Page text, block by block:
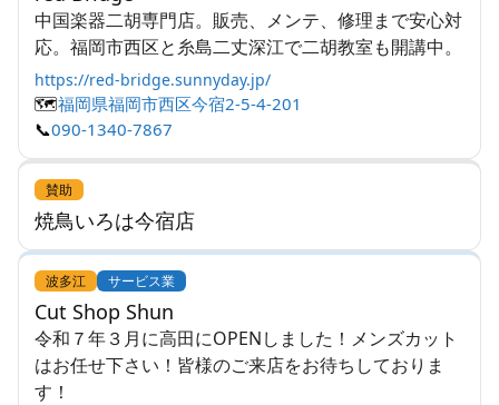
中国楽器二胡専門店。販売、メンテ、修理まで安心対
応。福岡市西区と糸島二丈深江で二胡教室も開講中。
https://red-bridge.sunnyday.jp/
🗺️福岡県福岡市西区今宿2-5-4-201
📞090-1340-7867
賛助
焼鳥いろは今宿店
波多江 サービス業
Cut Shop Shun
令和７年３月に高田にOPENしました！メンズカット
はお任せ下さい！皆様のご来店をお待ちしておりま
す！